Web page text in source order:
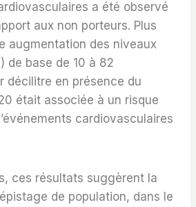
a été observé
aux non porteurs. Plus
augmentation des niveaux
de base de 10 à 82
décilitre en présence du
était associée à un risque
cardiovasculaires
ces résultats suggèrent la
de population, dans le